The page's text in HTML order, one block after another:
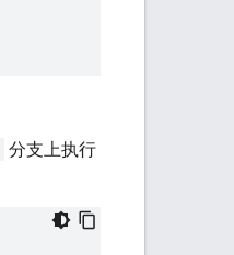
分支上执行